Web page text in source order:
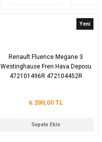
Yeni
Renault Fluence Megane 3
Westinghause Fren Hava Deposu
472101496R 472104452R
6.200,00 TL
Sepete Ekle